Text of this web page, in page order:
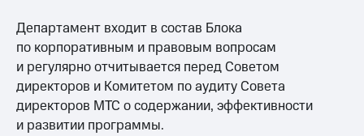
в
регионе
и акционерам
Корпоративное
управление
Департамент входит в состав Блока
по корпоративным и правовым вопросам
и регулярно отчитывается перед Советом
директоров и Комитетом по аудиту Совета
директоров МТС о содержании, эффективности
и развитии программы.